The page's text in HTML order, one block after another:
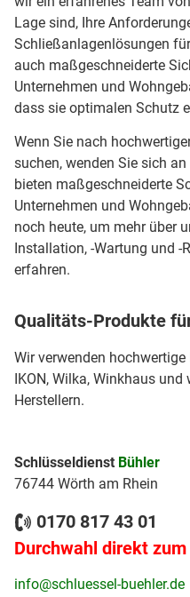
Lage sind, Ihre
Schließanlagenlösungen
auch maßgeschneiderte
Unternehmen und
dass sie optimalen Schutz
Wenn Sie nach
suchen, wenden Sie sich
bieten maßgeschneiderte
Unternehmen und
noch heute, um mehr über
Installation, -Wartung und -
erfahren.
Qualitäts-Produkte
Wir verwenden hochwertige
IKON, Wilka, Winkhaus
Herstellern.
Schlüsseldienst Bühler
76744 Wörth am Rhein
0170 817 43 01
Durchwahl direkt
info@schluessel-buehler.de